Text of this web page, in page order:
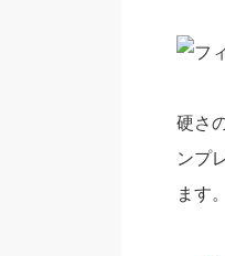
硬さ
ンプ
ます